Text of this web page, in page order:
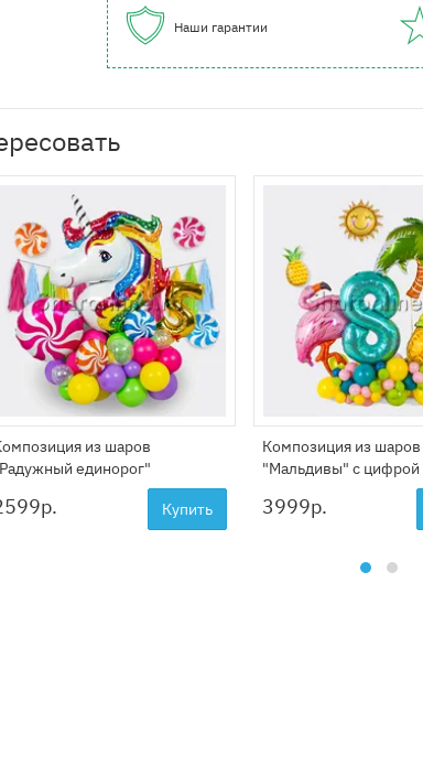
Наши гарантии
из шаров
единорог"
р. Купить
Композиция из шаров
"Мальдивы" с цифрой
3999р.